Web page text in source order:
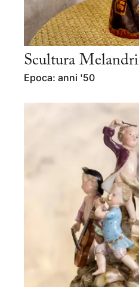
Scultura Melandri
Epoca: anni '50